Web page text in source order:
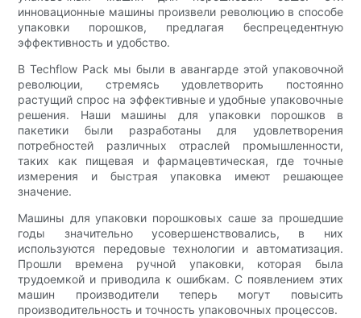
инновационные машины произвели революцию в способе
упаковки порошков, предлагая беспрецедентную
эффективность и удобство.
В Techflow Pack мы были в авангарде этой упаковочной
революции, стремясь удовлетворить постоянно
растущий спрос на эффективные и удобные упаковочные
решения. Наши машины для упаковки порошков в
пакетики были разработаны для удовлетворения
потребностей различных отраслей промышленности,
таких как пищевая и фармацевтическая, где точные
измерения и быстрая упаковка имеют решающее
значение.
Машины для упаковки порошковых саше за прошедшие
годы значительно усовершенствовались, в них
используются передовые технологии и автоматизация.
Прошли времена ручной упаковки, которая была
трудоемкой и приводила к ошибкам. С появлением этих
машин производители теперь могут повысить
производительность и точность упаковочных процессов.